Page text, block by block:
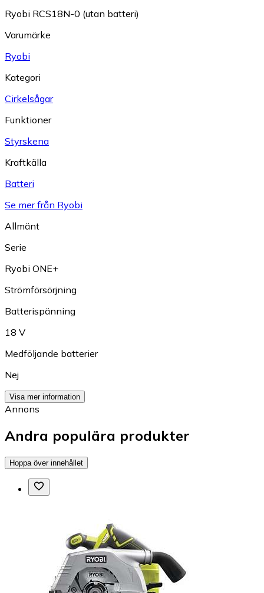
Ryobi RCS18N-0 (utan batteri)
Varumärke
Ryobi
Kategori
Cirkelsågar
Funktioner
Styrskena
Kraftkälla
Batteri
Se mer från Ryobi
Allmänt
Serie
Ryobi ONE+
Strömförsörjning
Batterispänning
18 V
Medföljande batterier
Nej
Visa mer information
Annons
Andra populära produkter
Hoppa över innehållet